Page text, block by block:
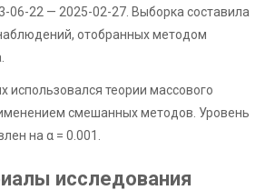
06-22 — 2025-02-27. Выборка составила
отобранных методом
использовался теории массового
смешанных методов. Уровень
на α = 0.001.
исследования